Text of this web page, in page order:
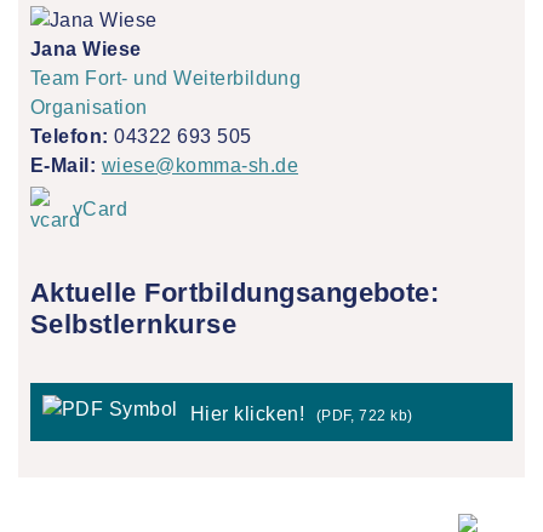
Jana Wiese
Team Fort- und Weiterbildung
Organisation
Telefon: 04322 693 505
E-Mail: wiese@komma-sh.de
vCard
Aktuelle Fortbildungsangebote:
Selbstlernkurse
Hier klicken! (PDF, 722 kb)